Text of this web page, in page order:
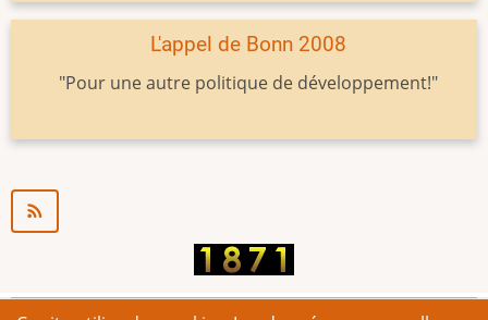
L'appel de Bonn 2008
"Pour une autre politique de développement!"